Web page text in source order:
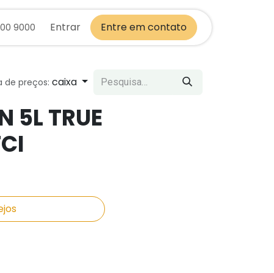
9000 Entrar Entre em contato
de preços: caixa
5L TRUE